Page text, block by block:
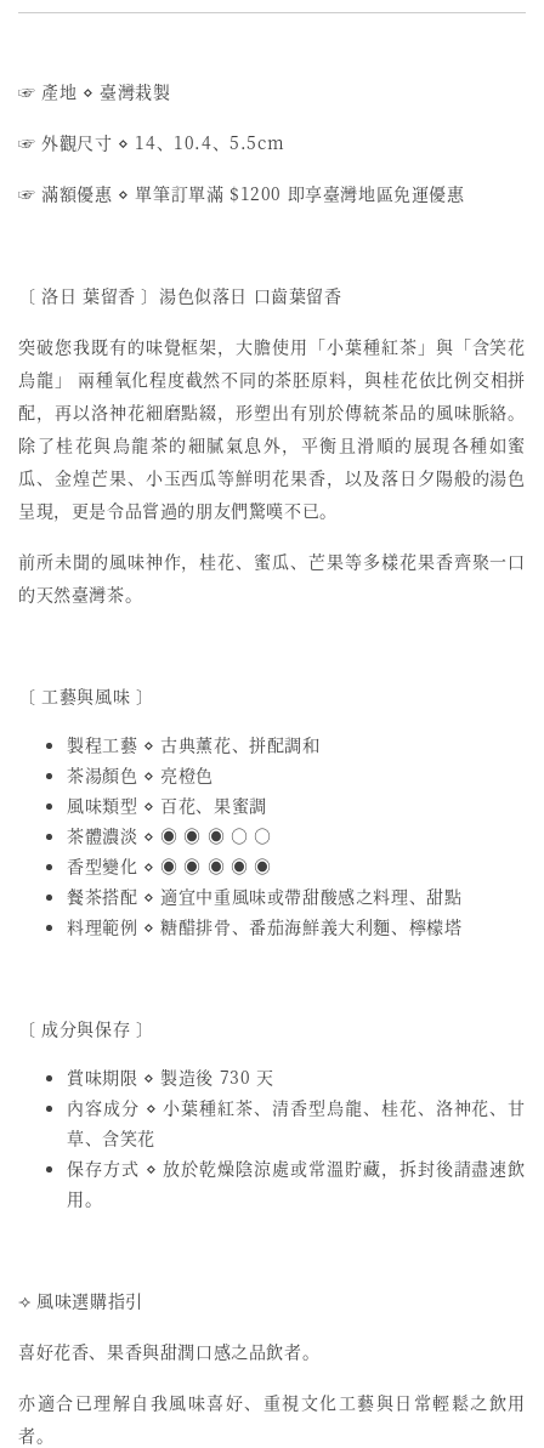
☞ 產地 ⋄ 臺灣栽製
☞ 外觀尺寸 ⋄ 14、10.4、5.5cm
☞ 滿額優惠 ⋄單筆訂單滿 $1200 即享臺灣地區免運優惠
〔 洛日 葉留香 〕湯色似落日 口齒葉留香
突破您我既有的味覺框架，大膽使用「小葉種紅茶」與「含笑花
烏龍」 兩種氧化程度截然不同的茶胚原料，與桂花依比例交相拼
配，再以洛神花細磨點綴，形塑出有別於傳統茶品的風味脈絡。
除了桂花與烏龍茶的細膩氣息外，平衡且滑順的展現各種如蜜
瓜、金煌芒果、小玉西瓜等鮮明花果香，以及落日夕陽般的湯色
呈現，更是令品嘗過的朋友們驚嘆不已。
前所未聞的風味神作，桂花、蜜瓜、芒果等多樣花果香齊聚一口
的天然臺灣茶。
〔 工藝與風味 〕
製程工藝 ⋄ 古典薰花、拼配調和
茶湯顏色 ⋄ 亮橙色
風味類型 ⋄ 百花、果蜜調
茶體濃淡 ⋄ ◉ ◉ ◉ ○ ○
香型變化 ⋄ ◉ ◉ ◉ ◉ ◉
餐茶搭配 ⋄ 適宜中重風味或帶甜酸感之料理、甜點
料理範例 ⋄ 糖醋排骨、番茄海鮮義大利麵、檸檬塔
〔 成分與保存 〕
賞味期限 ⋄ 製造後 730 天
內容成分 ⋄ 小葉種紅茶、清香型烏龍、桂花、洛神花、甘
草、含笑花
保存方式 ⋄ 放於乾燥陰涼處或常溫貯藏，拆封後請盡速飲
用。
⟢ 風味選購指引
喜好花香、果香與甜潤口感之品飲者。
亦適合已理解自我風味喜好、重視文化工藝與日常輕鬆之飲用
者。